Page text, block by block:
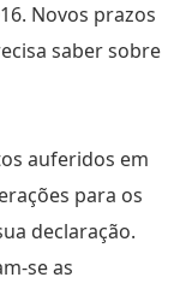
Novos prazos
saber sobre
auferidos em
para os
declaração.
se as